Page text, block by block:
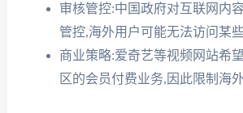
审核管控:中国政府对互联网内
管控,海外用户可能无法访问某
商业策略:爱奇艺等视频网站希
区的会员付费业务,因此限制海